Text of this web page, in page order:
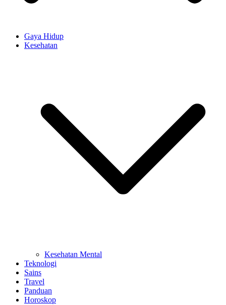
Gaya Hidup
Kesehatan
Kesehatan Mental
Teknologi
Sains
Travel
Panduan
Horoskop